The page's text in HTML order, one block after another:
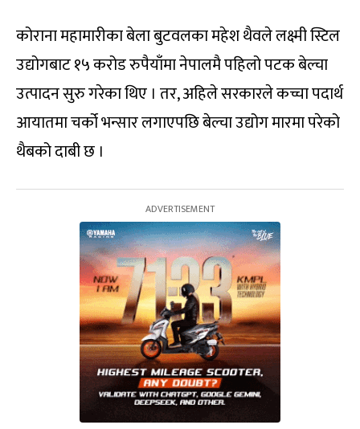
कोराना महामारीका बेला बुटवलका महेश थैवले लक्ष्मी स्टिल
उद्योगबाट १५ करोड रुपैयाँमा नेपालमै पहिलो पटक बेल्चा
उत्पादन सुरु गरेका थिए । तर, अहिले सरकारले कच्चा पदार्थ
आयातमा चर्को भन्सार लगाएपछि बेल्चा उद्योग मारमा परेको
थैबको दाबी छ ।